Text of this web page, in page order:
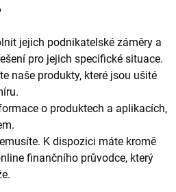
jejich podnikatelské záměry a
pro jejich specifické situace.
naše produkty, které jsou ušité
o produktech a aplikacích,
K dispozici máte kromě
finančního průvodce, který